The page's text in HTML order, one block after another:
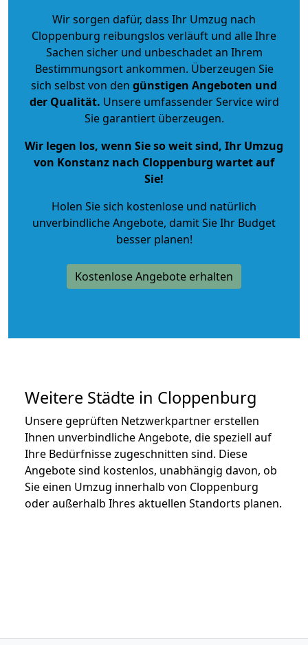
Wir sorgen dafür, dass Ihr Umzug nach
Cloppenburg reibungslos verläuft und alle Ihre
Sachen sicher und unbeschadet an Ihrem
Bestimmungsort ankommen. Überzeugen Sie
sich selbst von den günstigen Angeboten und
der Qualität. Unsere umfassender Service wird
Sie garantiert überzeugen.
Wir legen los, wenn Sie so weit sind, Ihr Umzug
von Konstanz nach Cloppenburg wartet auf
Sie!
Holen Sie sich kostenlose und natürlich
unverbindliche Angebote, damit Sie Ihr Budget
besser planen!
Kostenlose Angebote erhalten
Weitere Städte in Cloppenburg
Unsere geprüften Netzwerkpartner erstellen
Ihnen unverbindliche Angebote, die speziell auf
Ihre Bedürfnisse zugeschnitten sind. Diese
Angebote sind kostenlos, unabhängig davon, ob
Sie einen Umzug innerhalb von Cloppenburg
oder außerhalb Ihres aktuellen Standorts planen.